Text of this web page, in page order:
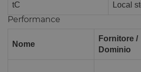
tC Local
Performance
Nome
Fornitore /
Dominio